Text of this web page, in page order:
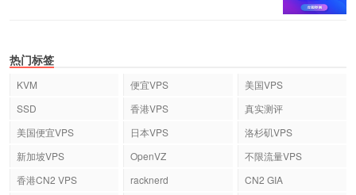
热门标签
KVM 便宜VPS
美国VPS
SSD
香港VPS
真实测评
美国便宜VPS
日本VPS
洛杉矶VPS
新加坡VPS
OpenVZ
不限流量VPS
香港CN2 VPS
racknerd
CN2 GIA